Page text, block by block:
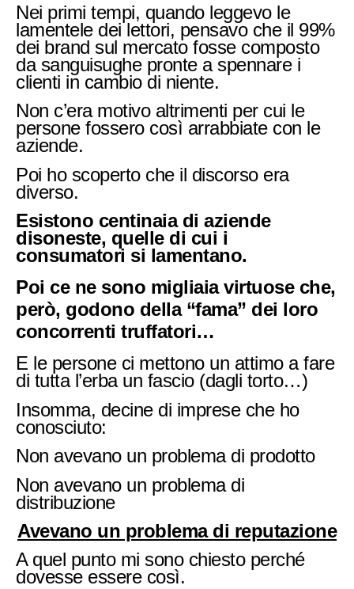
Nei primi tempi, quando leggevo le
lamentele dei lettori, pensavo che il 99%
dei brand sul mercato fosse composto
da sanguisughe pronte a spennare i
clienti in cambio di niente.
Non c’era motivo altrimenti per cui le
persone fossero così arrabbiate con le
aziende.
Poi ho scoperto che il discorso era
diverso.
Esistono centinaia di aziende
disoneste, quelle di cui i
consumatori si lamentano.
Poi ce ne sono migliaia virtuose che,
però, godono della “fama” dei loro
concorrenti truffatori…
E le persone ci mettono un attimo a fare
di tutta l’erba un fascio (dagli torto…)
Insomma, decine di imprese che ho
conosciuto:
Non avevano un problema di prodotto
Non avevano un problema di
distribuzione
Avevano un problema di reputazione
A quel punto mi sono chiesto perché
dovesse essere così.